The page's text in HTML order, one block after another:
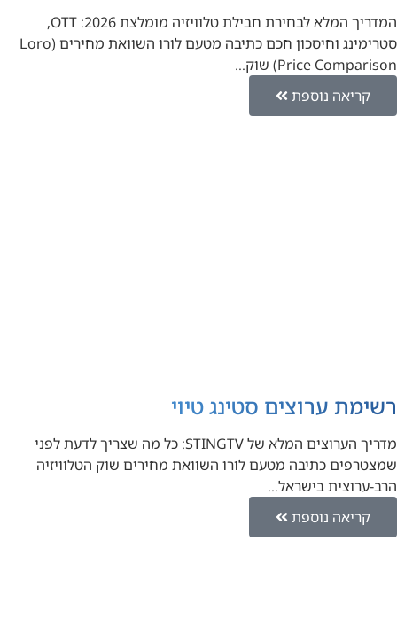
המדריך המלא לבחירת חבילת טלוויזיה מומלצת 2026: OTT,
סטרימינג וחיסכון חכם כתיבה מטעם לורו השוואת מחירים (Loro
Price Comparison) שוק…
קריאה נוספת
רשימת ערוצים סטינג טיוי
מדריך הערוצים המלא של STINGTV: כל מה שצריך לדעת לפני
שמצטרפים כתיבה מטעם לורו השוואת מחירים שוק הטלוויזיה
הרב-ערוצית בישראל…
קריאה נוספת